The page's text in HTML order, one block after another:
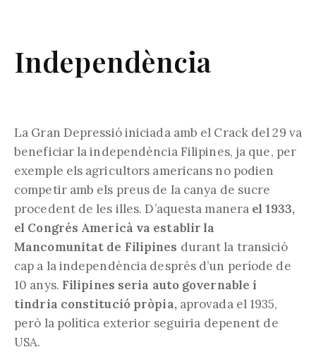
Independència
La Gran Depressió iniciada amb el Crack del 29 va
beneficiar la independència Filipines, ja que, per
exemple els agricultors americans no podien
competir amb els preus de la canya de sucre
procedent de les illes. D’aquesta manera el 1933,
el Congrés Americà va establir la
Mancomunitat de Filipines durant la transició
cap a la independència després d’un període de
10 anys. Filipines seria auto governable i
tindria constitució pròpia,aprovada el 1935,
però la política exterior seguiria depenent de
USA.